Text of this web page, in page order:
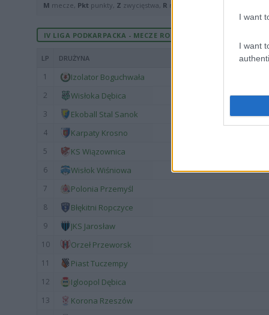
I want
I want
M mecze, Pkt punkty, Z zwycięstwa, R remisy,
IV LIGA PODKARPACKA - MECZE ROZEGRANE U SIEBIE
LP DRUŻYNA
1 Izolator Boguchwała
2 Wisłoka Dębica
3 Ekoball Stal Sanok
4 Karpaty Krosno
5 KS Wiązownica
6 Wisłok Wiśniowa
7 Polonia Przemyśl
8 Błękitni Ropczyce
9 JKS Jarosław
10 Orzeł Przeworsk
11 Piast Tuczempy
12 Igloopol Dębica
13 Korona Rzeszów